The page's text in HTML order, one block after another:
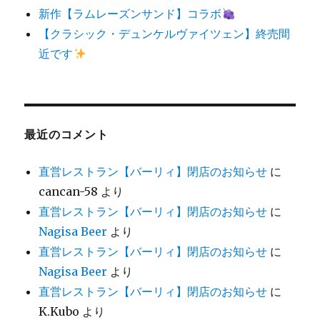
新作【ラムレーズンサンド】コラボ
【クラシック・デュンケルヴァイツェン】終売間
近です
最近のコメント
直営レストラン【バーリィ】閉店のお知らせ に
cancan-58 より
直営レストラン【バーリィ】閉店のお知らせ に
Nagisa Beer より
直営レストラン【バーリィ】閉店のお知らせ に
Nagisa Beer より
直営レストラン【バーリィ】閉店のお知らせ に
K.Kubo より